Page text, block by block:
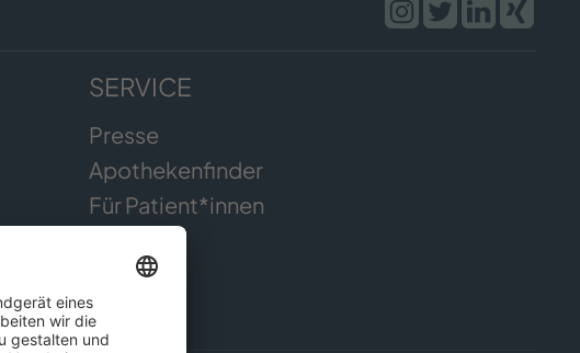
SERVICE
Presse
Apothekenfinder
Für Patient*innen